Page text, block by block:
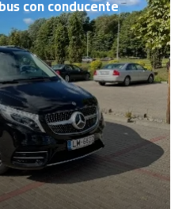
con conducente